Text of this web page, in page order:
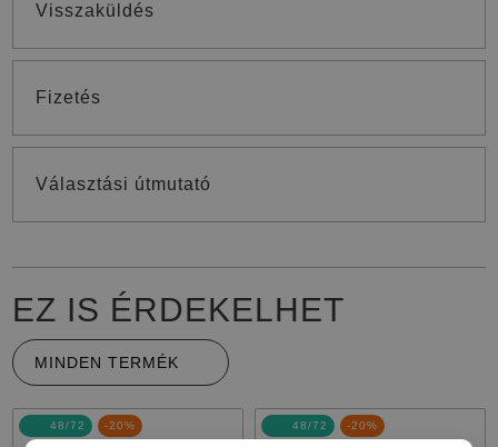
Visszaküldés
Fizetés
Választási útmutató
EZ IS ÉRDEKELHET
MINDEN TERMÉK
48/72 -20% 48/72 -20%